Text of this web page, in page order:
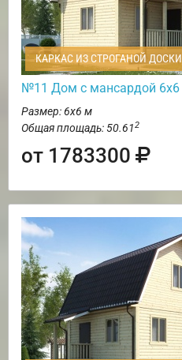
КАРКАС ИЗ СТРОГАНОЙ ДОСКИ
№11 Дом с мансардой 6х6
Размер: 6х6 м
Общая площадь: 50.612
от 1783300